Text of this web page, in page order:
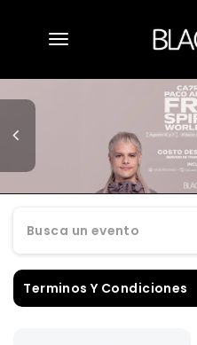
desplegar navegación
Busca un evento
Terminos Y Condiciones